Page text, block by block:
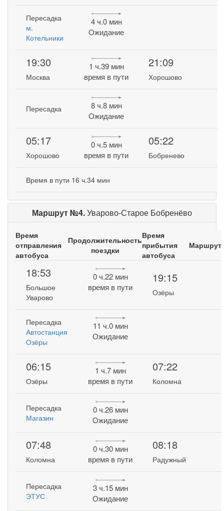
Пересадка
м.
Котельники
4 ч.0 мин
Ожидание
19:30
Москва
1 ч.39 мин
время в пути
21:09
Хорошово
Пересадка
8 ч.8 мин
Ожидание
05:17
Хорошово
0 ч.5 мин
время в пути
05:22
Бобренево
Время в пути 16 ч.34 мин
Маршрут №4.Уварово-Старое Бобренёво
Время
отправления
автобуса
Продолжительность
поездки
Время
прибытия
автобуса
Маршрут
18:53
Большое
Уварово
0 ч.22 мин
время в пути
19:15
Озёры
Пересадка
Автостанция
Озёры
11 ч.0 мин
Ожидание
06:15
Озёры
1 ч.7 мин
время в пути
07:22
Коломна
Пересадка
Магазин
0 ч.26 мин
Ожидание
07:48
Коломна
0 ч.30 мин
время в пути
08:18
Радужный
Пересадка
ЭТУС
3 ч.15 мин
Ожидание